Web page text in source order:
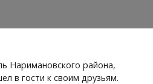
Наримановского района,
в гости к своим друзьям.